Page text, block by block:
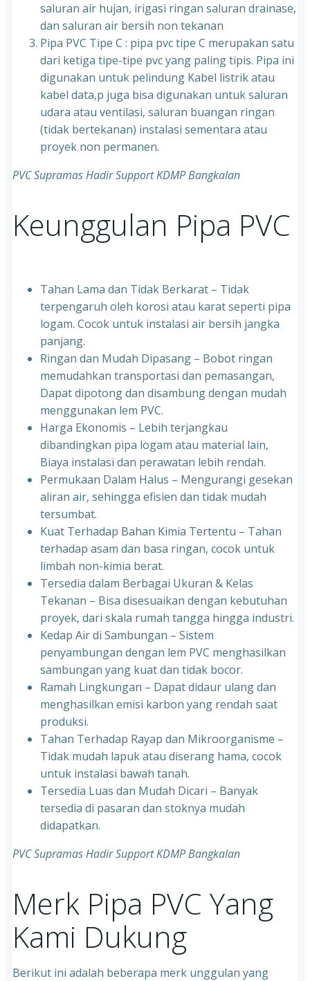
saluran air hujan, irigasi ringan saluran drainase,
dan saluran air bersih non tekanan
Pipa PVC Tipe C : pipa pvc tipe C merupakan satu
dari ketiga tipe-tipe pvc yang paling tipis. Pipa ini
digunakan untuk pelindung Kabel listrik atau
kabel data,p juga bisa digunakan untuk saluran
udara atau ventilasi, saluran buangan ringan
(tidak bertekanan) instalasi sementara atau
proyek non permanen.
PVC Supramas Hadir Support KDMP Bangkalan
Keunggulan Pipa PVC
Tahan Lama dan Tidak Berkarat – Tidak
terpengaruh oleh korosi atau karat seperti pipa
logam. Cocok untuk instalasi air bersih jangka
panjang.
Ringan dan Mudah Dipasang – Bobot ringan
memudahkan transportasi dan pemasangan,
Dapat dipotong dan disambung dengan mudah
menggunakan lem PVC.
Harga Ekonomis – Lebih terjangkau
dibandingkan pipa logam atau material lain,
Biaya instalasi dan perawatan lebih rendah.
Permukaan Dalam Halus – Mengurangi gesekan
aliran air, sehingga efisien dan tidak mudah
tersumbat.
Kuat Terhadap Bahan Kimia Tertentu – Tahan
terhadap asam dan basa ringan, cocok untuk
limbah non-kimia berat.
Tersedia dalam Berbagai Ukuran & Kelas
Tekanan – Bisa disesuaikan dengan kebutuhan
proyek, dari skala rumah tangga hingga industri.
Kedap Air di Sambungan – Sistem
penyambungan dengan lem PVC menghasilkan
sambungan yang kuat dan tidak bocor.
Ramah Lingkungan – Dapat didaur ulang dan
menghasilkan emisi karbon yang rendah saat
produksi.
Tahan Terhadap Rayap dan Mikroorganisme –
Tidak mudah lapuk atau diserang hama, cocok
untuk instalasi bawah tanah.
Tersedia Luas dan Mudah Dicari – Banyak
tersedia di pasaran dan stoknya mudah
didapatkan.
PVC Supramas Hadir Support KDMP Bangkalan
Merk Pipa PVC Yang
Kami Dukung
Berikut ini adalah beberapa merk unggulan yang